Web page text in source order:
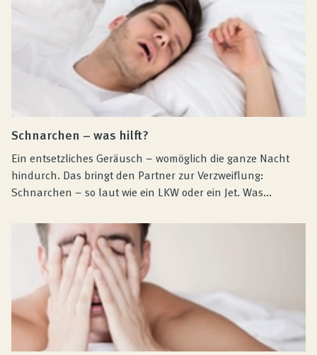
Schnarchen – was hilft?
Ein entsetzliches Geräusch – womöglich die ganze Nacht
hindurch. Das bringt den Partner zur Verzweiflung:
Schnarchen – so laut wie ein LKW oder ein Jet. Was...